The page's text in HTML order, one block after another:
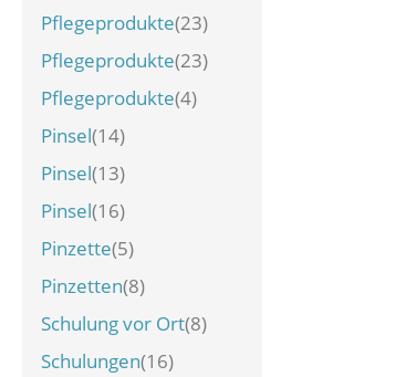
Pflegeprodukte(23)
Pflegeprodukte(23)
Pflegeprodukte(4)
Pinsel(14)
Pinsel(13)
Pinsel(16)
Pinzette(5)
Pinzetten(8)
Schulung vor Ort(8)
Schulungen(16)